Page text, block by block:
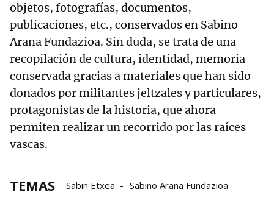
objetos, fotografías, documentos,
publicaciones, etc., conservados en Sabino
Arana Fundazioa. Sin duda, se trata de una
recopilación de cultura, identidad, memoria
conservada gracias a materiales que han sido
donados por militantes jeltzales y particulares,
protagonistas de la historia, que ahora
permiten realizar un recorrido por las raíces
vascas.
TEMAS Sabin Etxea Sabino Arana Fundazioa